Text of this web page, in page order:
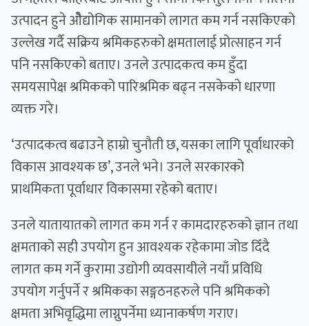
उत्पादन हुने ओैद्योगिक सामानको लागत कम गर्न नसकिएको
उल्लेख गर्दै सक्रिय श्रमिकहरुको क्षमतालाई प्रोत्साहन गर्न
पनि नसकिएको बताए। उनले उत्पादकत्व कम हुँदा
समयसापेक्ष श्रमिकको पारिश्रमिक बढ्न नसकेको धारणा
व्यक्त गरे।
‘उत्पादकत्व बढाउने हाम्रो चुनौती छ, यसका लागि पूर्वाधारको
विकास आवश्यक छ’, उनले भने। उनले सरकारको
प्राथमिकता पूर्वाधार विकासमा रहेको बताए।
उनले यातायातको लागत कम गर्न र कामदारहरुको ज्ञान तथा
क्षमताको सही उपयोग हुन आवश्यक रहेकामा जोड दिँदै
लागत कम गर्ने कुरामा उद्योगी व्यवसायीले नयाँ प्रविधि
उपयोग गर्नुपर्ने र श्रमिकका सङ्गठनहरुले पनि श्रमिकको
क्षमता अभिवृद्धिमा लाग्नुपर्नेमा ध्यानाकर्षण गराए।